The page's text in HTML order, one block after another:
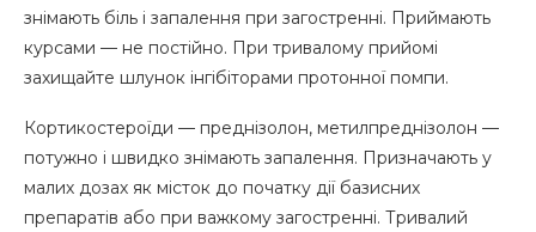
знімають біль і запалення при загостренні. Приймають
курсами — не постійно. При тривалому прийомі
захищайте шлунок інгібіторами протонної помпи.
Кортикостероїди — преднізолон, метилпреднізолон —
потужно і швидко знімають запалення. Призначають у
малих дозах як місток до початку дії базисних
препаратів або при важкому загостренні. Тривалий